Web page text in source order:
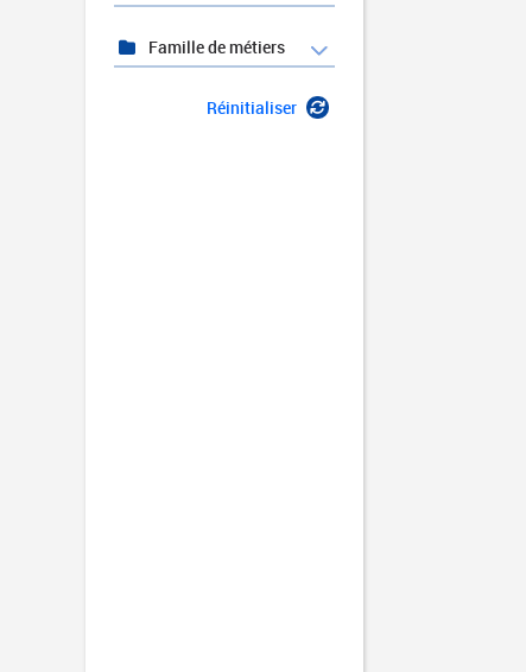
Famille de métiers
Réinitialiser